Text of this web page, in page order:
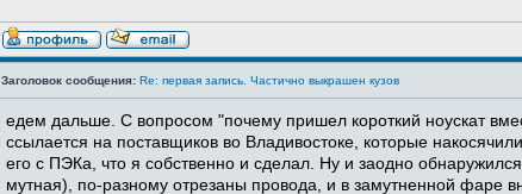
Заголовок сообщения: Re: первая запись. Частично выкрашен кузов
едем дальше. С вопросом "почему пришел короткий ноускат
ссылается на поставщиков во Владивостоке, которые
его с ПЭКа, что я собственно и сделал. Ну и заодно
мутная), по-разному отрезаны провода, и в замутненной фаре